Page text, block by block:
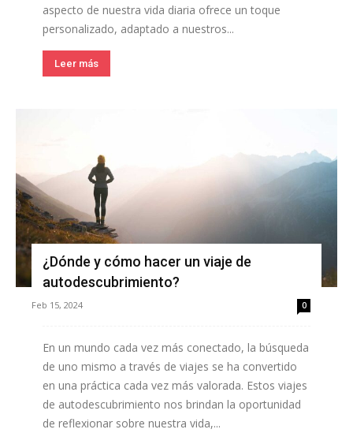
aspecto de nuestra vida diaria ofrece un toque
personalizado, adaptado a nuestros...
Leer más
¿Dónde y cómo hacer un viaje de
autodescubrimiento?
Feb 15, 2024 0
En un mundo cada vez más conectado, la búsqueda
de uno mismo a través de viajes se ha convertido
en una práctica cada vez más valorada. Estos viajes
de autodescubrimiento nos brindan la oportunidad
de reflexionar sobre nuestra vida,...